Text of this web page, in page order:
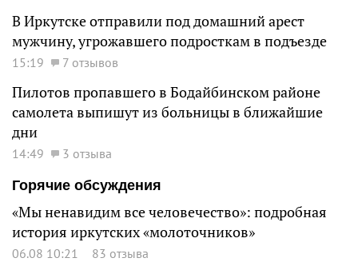
В Иркутске отправили под домашний арест
мужчину, угрожавшего подросткам в подъезде
15:19 7 отзывов
Пилотов пропавшего в Бодайбинском районе
самолета выпишут из больницы в ближайшие
дни
14:49
3 отзыва
Горячие обсуждения
«Мы ненавидим все человечество»: подробная
история иркутских «молоточников»
06.08 10:21 83 отзыва